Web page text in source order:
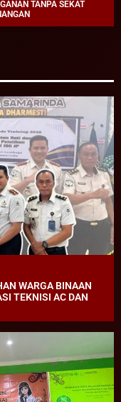
TANPA SEKAT
WARGA BINAAN
TEKNISI AC DAN